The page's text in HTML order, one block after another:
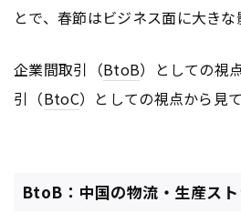
とで、春節はビジネス面に大きな
企業間取引（BtoB）としての視
引（BtoC）としての視点から見
BtoB：中国の物流・生産ス